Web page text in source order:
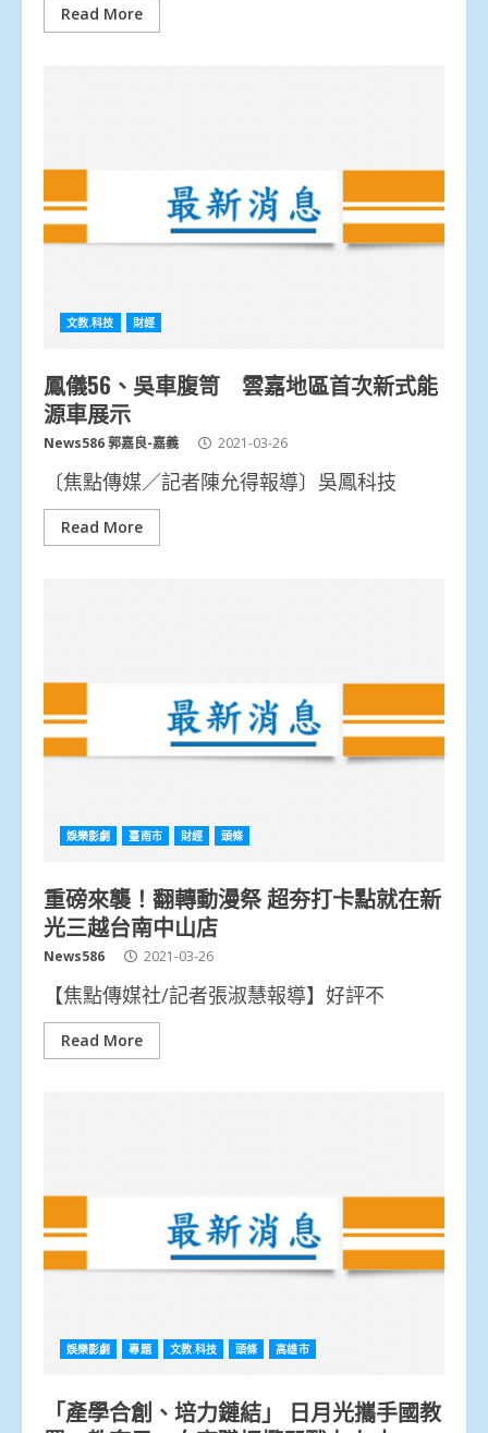
Read More
文教.科技 財經
鳳儀56、吳車腹笥 雲嘉地區首次新式能
源車展示
News586 郭嘉良-嘉義 2021-03-26
〔焦點傳媒／記者陳允得報導〕吳鳳科技
Read More
娛樂影劇 臺南市 財經 頭條
重磅來襲！翻轉動漫祭 超夯打卡點就在新
光三越台南中山店
News586 2021-03-26
【焦點傳媒社/記者張淑慧報導】好評不
Read More
娛樂影劇 專題 文教.科技 頭條 高雄市
「產學合創、培力鏈結」 日月光攜手國教